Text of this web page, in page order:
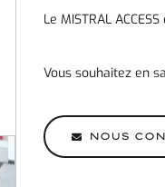
Le MISTRAL
Vous souhaitez en
NOUS